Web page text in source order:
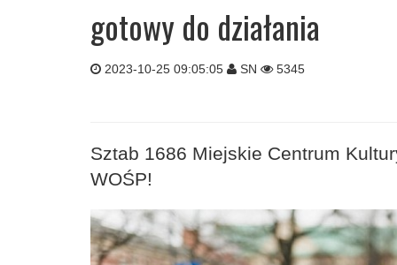
gotowy do działania
2023-10-25 09:05:05 SN 5345
Sztab 1686 Miejskie Centrum
WOŚP!